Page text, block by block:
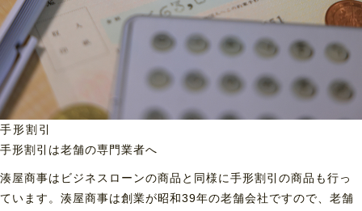
手形割引
手形割引は老舗の専門業者へ
湊屋商事はビジネスローンの商品と同様に手形割引の商品も行っ
ています。湊屋商事は創業が昭和39年の老舗会社ですので、老舗